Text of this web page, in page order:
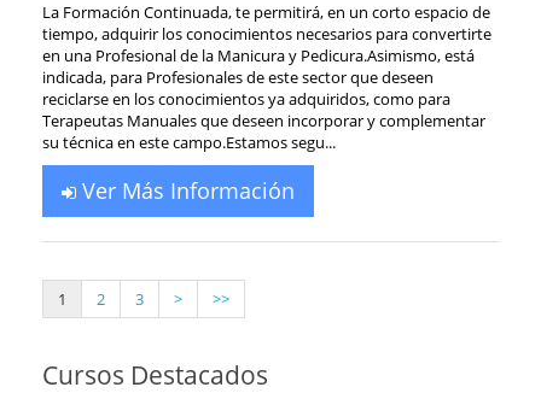
La Formación Continuada, te permitirá, en un corto espacio de
tiempo, adquirir los conocimientos necesarios para convertirte
en una Profesional de la Manicura y Pedicura.Asimismo, está
indicada, para Profesionales de este sector que deseen
reciclarse en los conocimientos ya adquiridos, como para
Terapeutas Manuales que deseen incorporar y complementar
su técnica en este campo.Estamos segu...
Ver Más Información
1 2 3 > >>
Cursos Destacados